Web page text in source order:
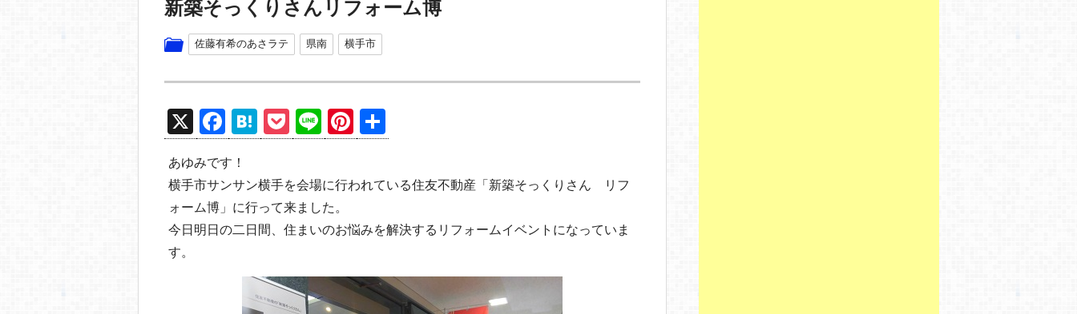
新築そっくりさんリフォーム博
佐藤有希のあさラテ 県南 横手市
X
F
a
c
e
b
H
at
e
n
a
P
o
ck
et
Li
n
e
Pi
nt
er
e
st
有
あゆみです！
横手市サンサン横手を会場に行われている住友不動産「新築そっくりさん リフ
ォーム博」に行って来ました。
今日明日の二日間、住まいのお悩みを解決するリフォームイベントになっていま
す。